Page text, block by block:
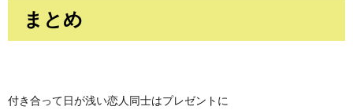
まとめ
付き合って日が浅い恋人同士はプレゼントに